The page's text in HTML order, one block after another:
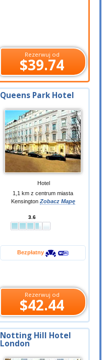
Rezerwuj od
$39.74
Queens Park Hotel
Hotel
1,1 km z centrum miasta
Kensington Zobacz Mapę
3.6
Bezpłatny
Rezerwuj od
$42.44
Notting Hill Hotel
London